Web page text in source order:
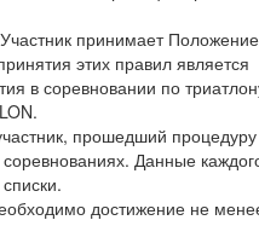
принимает Положение
этих правил является
в соревновании по
прошедший процедуру
Данные
достижение не